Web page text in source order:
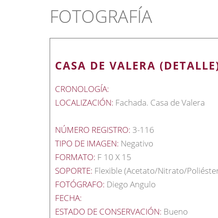
FOTOGRAFÍA
CASA DE VALERA
CRONOLOGÍA:
LOCALIZACIÓN: Fachada. Casa de Valera
NÚMERO REGISTRO: 3-116
TIPO DE IMAGEN: Negativo
FORMATO: F 10 X 15
SOPORTE: Flexible (Acetato/Nitrato/
FOTÓGRAFO: Diego Angulo
FECHA:
ESTADO DE CONSERVACIÓN: Bueno